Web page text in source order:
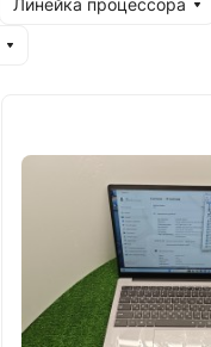
Линейка процессора